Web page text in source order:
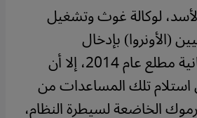
لوكالة غوث وتشغيل
(الأونروا) بإدخال
المساعدات الإنسانية مطلع عام 2014، إلا أن
استلام تلك المساعدات من
الخاضعة لسيطرة النظام،